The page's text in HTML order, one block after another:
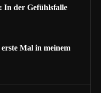
In der Gefühlsfalle
Mal in meinem